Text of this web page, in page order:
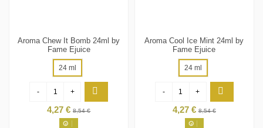
Aroma Chew It Bomb 24ml by
Fame Ejuice
24 ml
- +
4,27 €8,54 €
Aroma Cool Ice Mint 24ml by
Fame Ejuice
24 ml
- +
4,27 €8,54 €